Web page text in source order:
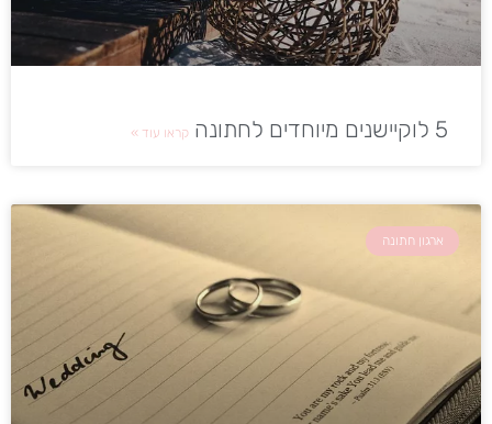
5 לוקיישנים מיוחדים לחתונה קראו עוד »
ארגון חתונה